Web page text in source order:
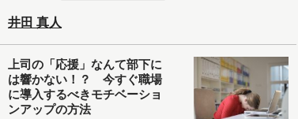
井田 真人
上司の「応援」なんて部下に
は響かない！？ 今すぐ職場
に導入するべきモチベーショ
ンアップの方法